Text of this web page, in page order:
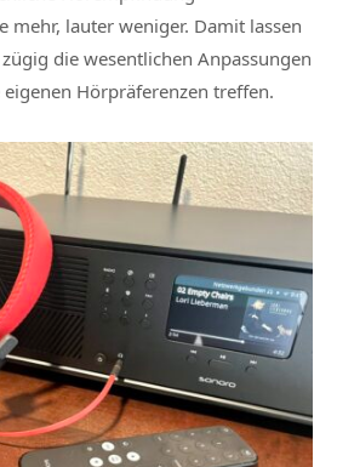
mehr, lauter weniger. Damit lassen
die wesentlichen Anpassungen
Hörpräferenzen treffen.